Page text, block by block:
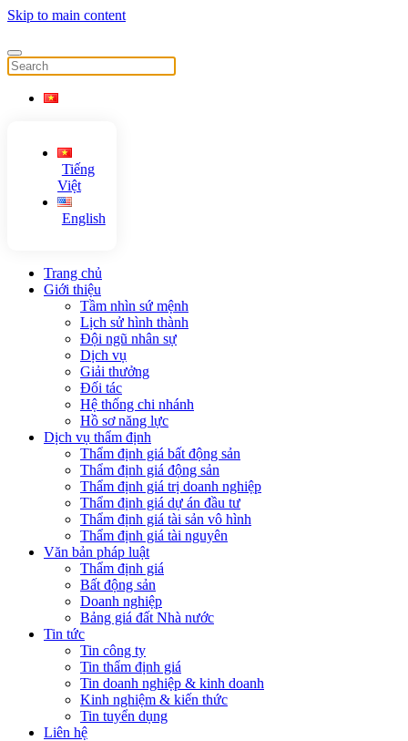
Skip to main content
Tiếng
Việt
English
Trang chủ
Giới thiệu
Tầm nhìn sứ mệnh
Lịch sử hình thành
Đội ngũ nhân sự
Dịch vụ
Giải thưởng
Đối tác
Hệ thống chi nhánh
Hồ sơ năng lực
Dịch vụ thẩm định
Thẩm định giá bất động sản
Thẩm định giá động sản
Thẩm định giá trị doanh nghiệp
Thẩm định giá dự án đầu tư
Thẩm định giá tài sản vô hình
Thẩm định giá tài nguyên
Văn bản pháp luật
Thẩm định giá
Bất động sản
Doanh nghiệp
Bảng giá đất Nhà nước
Tin tức
Tin công ty
Tin thẩm định giá
Tin doanh nghiệp & kinh doanh
Kinh nghiệm & kiến thức
Tin tuyển dụng
Liên hệ